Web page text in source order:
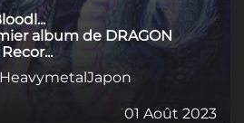
album de DRAGON
HeavymetalJapon
01 Août 2023